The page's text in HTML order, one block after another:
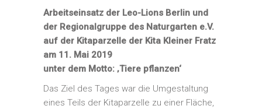
Arbeitseinsatz der Leo-Lions Berlin und
der Regionalgruppe des Naturgarten e.V.
auf der Kitaparzelle der Kita Kleiner Fratz
am 11. Mai 2019
unter dem Motto: ‚Tiere pflanzen‘
Das Ziel des Tages war die Umgestaltung
eines Teils der Kitaparzelle zu einer Fläche,